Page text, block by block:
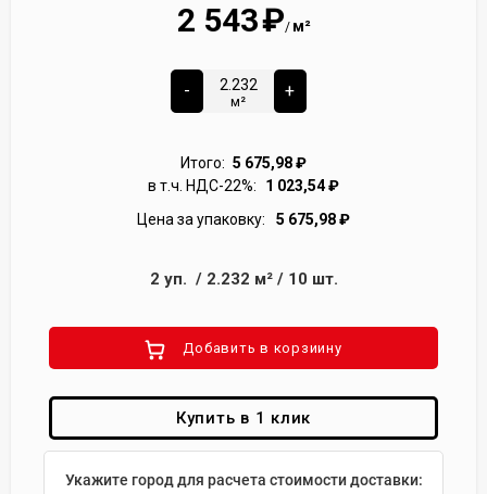
2 543₽/ м²
-
м²
+
Итого: 5 675,98₽
в т.ч. НДС-22%:
1 023,54₽
Цена за упаковку:
5 675,98₽
2 уп. / 2.232 м²/ 10 шт.
Добавить в корзиину
Купить в 1 клик
Укажите город для расчета стоимости доставки: